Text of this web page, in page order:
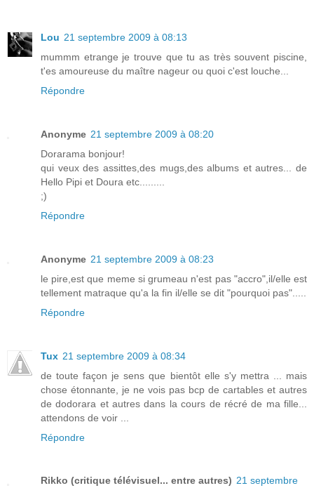
Lou 21 septembre 2009 à 08:13
mummm etrange je trouve que tu as très souvent piscine,
t'es amoureuse du maître nageur ou quoi c'est louche...
Répondre
Anonyme 21 septembre 2009 à 08:20
Dorarama bonjour!
qui veux des assittes,des mugs,des albums et autres... de
Hello Pipi et Doura etc.........
;)
Répondre
Anonyme 21 septembre 2009 à 08:23
le pire,est que meme si grumeau n'est pas "accro",il/elle est
tellement matraque qu'a la fin il/elle se dit "pourquoi pas".....
Répondre
Tux 21 septembre 2009 à 08:34
de toute façon je sens que bientôt elle s'y mettra ... mais
chose étonnante, je ne vois pas bcp de cartables et autres
de dodorara et autres dans la cours de récré de ma fille...
attendons de voir ...
Répondre
Rikko (critique télévisuel... entre autres) 21 septembre